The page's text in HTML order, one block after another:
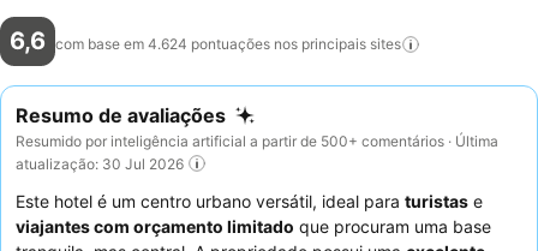
6,6 com base em 4.624 pontuações nos principais sites
Resumo de avaliações
Resumido por inteligência artificial a partir de 500+ comentários · Última
atualização: 30 Jul 2026
Este hotel é um centro urbano versátil, ideal para turistas e
viajantes com orçamento limitado que procuram uma base